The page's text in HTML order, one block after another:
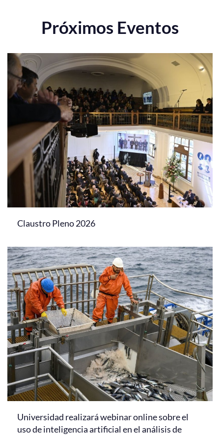
Próximos Eventos
Claustro Pleno 2026
Universidad realizará webinar online sobre el
uso de inteligencia artificial en el análisis de